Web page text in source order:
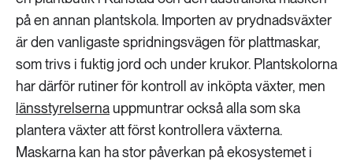
på en annan plantskola. Importen av prydnadsväxter
är den vanligaste spridningsvägen för plattmaskar,
som trivs i fuktig jord och under krukor. Plantskolorna
har därför rutiner för kontroll av inköpta växter, men
länsstyrelserna uppmuntrar också alla som ska
plantera växter att först kontrollera växterna.
Maskarna kan ha stor påverkan på ekosystemet i